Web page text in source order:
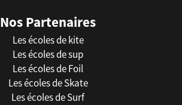
Nos Partenaires
Les écoles de kite
Les écoles de sup
Les écoles de Foil
Les écoles de Skate
Les écoles de Surf